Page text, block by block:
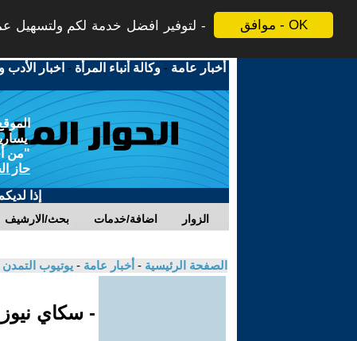
موافق - OK
لتوفير افضل خدمة لكم ولتسهيل
أخبار عامة -وكالة أنباء المرأة - اخبار الأدب
"من
حاز
إذا
بحث/الارشيف اضافة/خدمات الزوار
الصفحة الرئيسية - أخبار عامة - يوتيوب التمدن
- سكاي